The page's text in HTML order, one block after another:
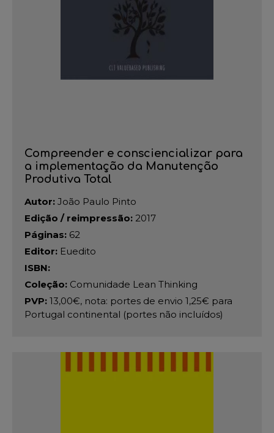
Compreender e consciencializar para
a implementação da Manutenção
Produtiva Total
Autor: João Paulo Pinto
Edição / reimpressão: 2017
Páginas: 62
Editor: Euedito
ISBN:
Coleção: Comunidade Lean Thinking
PVP: 13,00€, nota: portes de envio 1,25€ para
Portugal continental (portes não incluídos)